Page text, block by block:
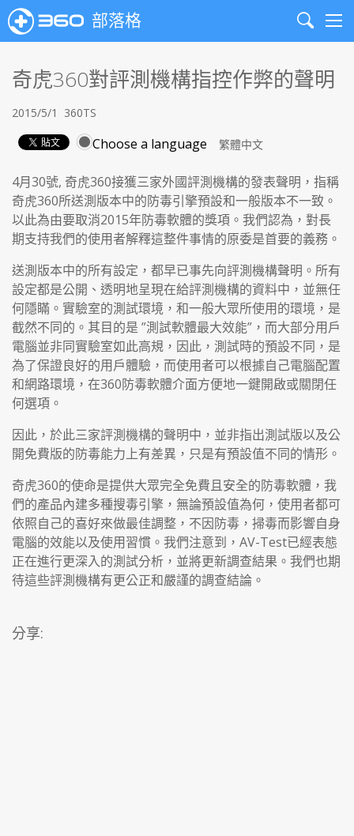
部落格
Search
奇虎360對評測機構指控作弊的聲明
2015/5/1 360TS
Choose a language
4月30號, 奇虎360接獲三家外國評測機構的發表聲明，指稱
奇虎360所送測版本中的防毒引擎預設和一般版本不一致。
以此為由要取消2015年防毒軟體的獎項。我們認為，對長
期支持我們的使用者解釋這整件事情的原委是首要的義務。
送測版本中的所有設定，都早已事先向評測機構聲明。所有
設定都是公開、透明地呈現在給評測機構的資料中，並無任
何隱瞞。實驗室的測試環境，和一般大眾所使用的環境，是
截然不同的。其目的是 ”測試軟體最大效能”，而大部分用戶
電腦並非同實驗室如此高規，因此，測試時的預設不同，是
為了保證良好的用戶體驗，而使用者可以根據自己電腦配置
和網路環境，在360防毒軟體介面方便地一鍵開啟或關閉任
何選項。
因此，於此三家評測機構的聲明中，並非指出測試版以及公
開免費版的防毒能力上有差異，只是有預設值不同的情形。
奇虎360的使命是提供大眾完全免費且安全的防毒軟體，我
們的產品內建多種搜毒引擎，無論預設值為何，使用者都可
依照自己的喜好來做最佳調整，不因防毒，掃毒而影響自身
電腦的效能以及使用習慣。我們注意到，AV-Test已經表態
正在進行更深入的測試分析，並將更新調查結果。我們也期
待這些評測機構有更公正和嚴謹的調查結論。
分享: